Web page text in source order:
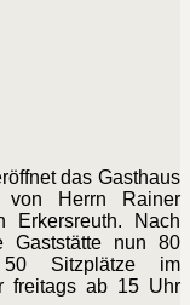
das Gasthaus
von Herrn Rainer
Erkersreuth. Nach
Gaststätte nun 80
Sitzplätze im
freitags ab 15 Uhr